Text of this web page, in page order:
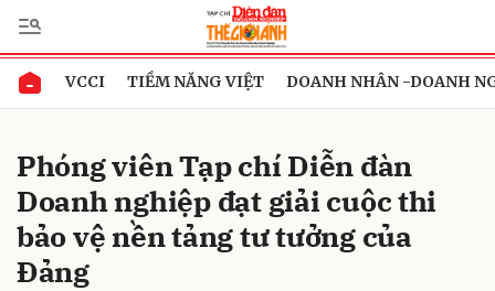
VCCI TIỀM NĂNG VIỆT DOANH NHÂN -DOANH
Phóng viên Tạp chí Diễn đàn
Doanh nghiệp đạt giải cuộc thi
bảo vệ nền tảng tư tưởng của
Đảng
Gửi bình luận